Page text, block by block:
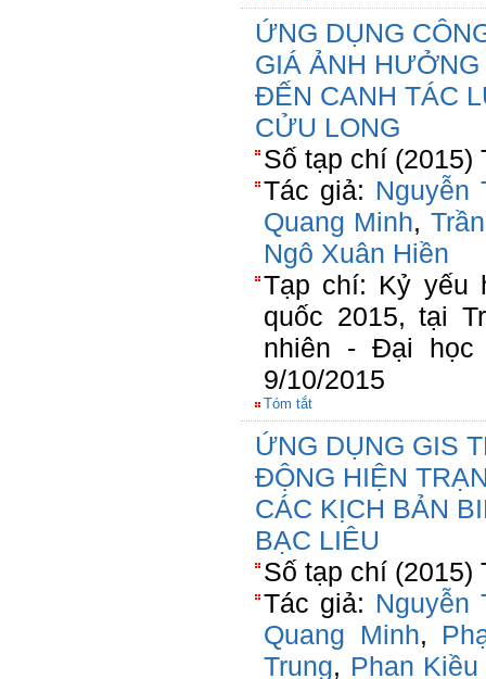
ỨNG DỤNG
GIÁ ẢNH
ĐẾN CANH TÁC
CỬU LONG
Số tạp chí (2015)
Tác giả: Nguyễn
Quang Minh,
Ngô Xuân Hiền
Tạp chí: Kỷ yếu
quốc 2015, tại
nhiên - Đại học
9/10/2015
Tóm tắt
ỨNG DỤNG GIS
ĐỘNG HIỆN
CÁC KỊCH BẢN
BẠC LIÊU
Số tạp chí (2015)
Tác giả: Nguyễn
Quang Minh,
Trung, Phan